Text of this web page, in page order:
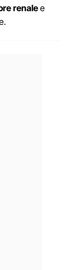
renalee